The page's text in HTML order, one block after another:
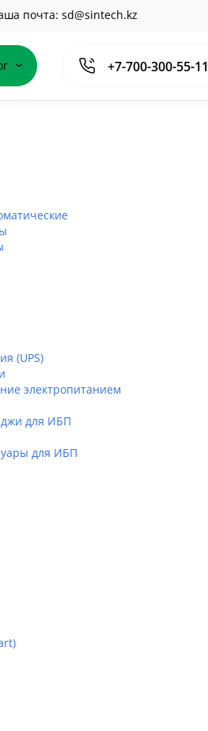
почта: sd@sintech.kz
+7-700-300-55-11
(UPS)
электропитанием
для ИБП
для ИБП